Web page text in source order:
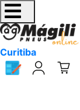
Curitiba